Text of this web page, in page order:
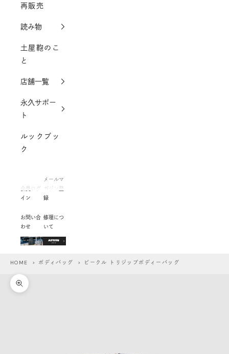
再販売
読み物
土屋鞄のこ
と
店舗一覧
永久サポー
ト
ルックブッ
ク
会員ログ
イン
メールマ
ガジン登
録
お問い合
わせ
修理につ
いて
HOME > ボディバッグ > ビークル トリジップボディーバッグ
ズームイン